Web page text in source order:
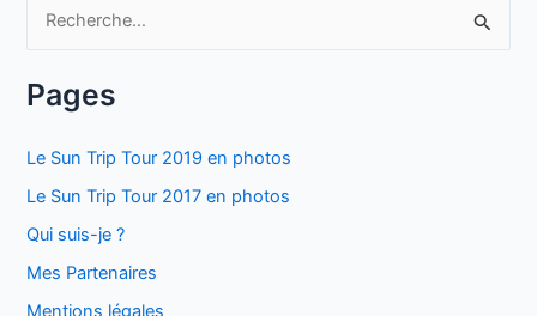
h
h
e
Pages
Le Sun Trip Tour 2019 en photos
Le Sun Trip Tour 2017 en photos
Qui suis-je ?
Mes Partenaires
Mentions légales